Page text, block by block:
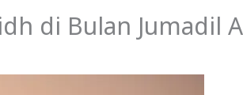
di Bulan Jumadil